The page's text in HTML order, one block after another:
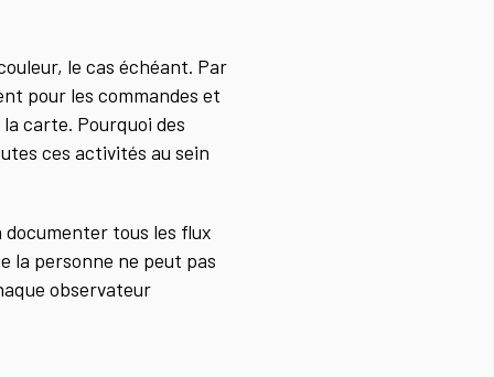
le cas échéant. Par
pour les commandes et
carte. Pourquoi des
ces activités au sein
documenter tous les flux
la personne ne peut pas
observateur